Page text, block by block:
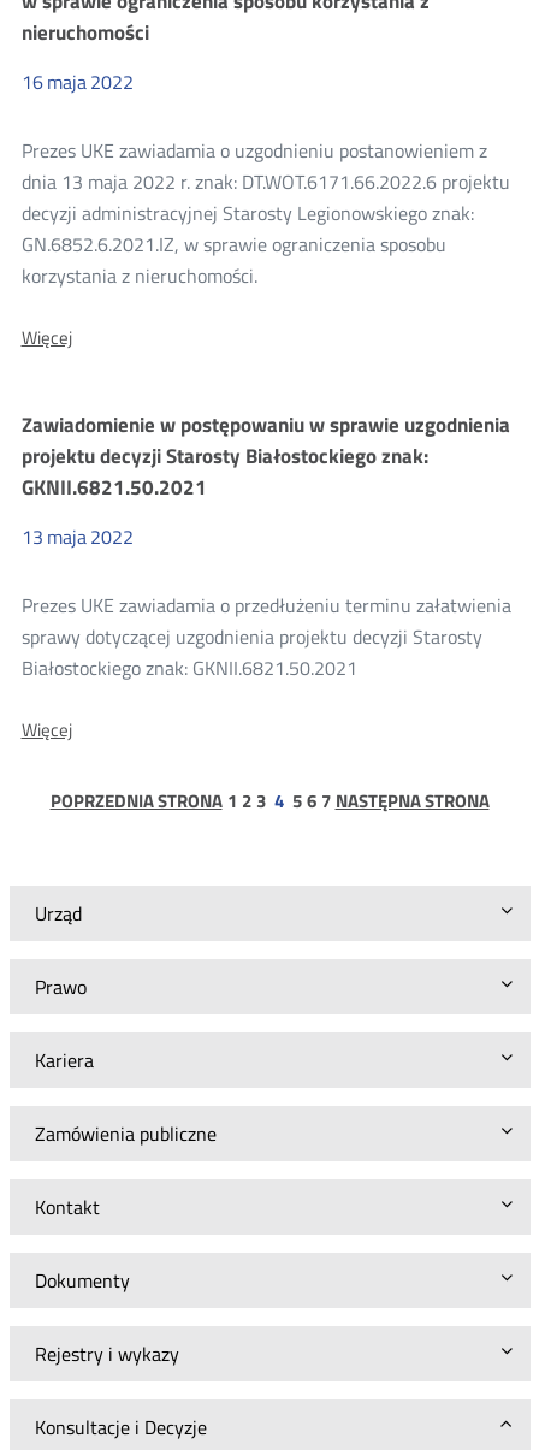
Urząd
Prawo
Kariera
Zamówienia publiczne
Kontakt
Dokumenty
Rejestry i wykazy
Konsultacje i Decyzje
znak:
GG.IIIb.6853.24.2021
nieruchomości
16maja2022
Prezes UKE zawiadamia o uzgodnieniu postanowieniem z
dnia 13 maja 2022 r. znak: DT.WOT.6171.66.2022.6 projektu
decyzji administracyjnej Starosty Legionowskiego znak:
GN.6852.6.2021.IZ, w sprawie ograniczenia sposobu
korzystania z nieruchomości.
WięcejO:
Starosty
Legionowskiego
w
sprawie
sposobu
korzystania
nieruchomości
Zawiadomienie w postępowaniu w sprawie uzgodnienia
projektu decyzji Starosty Białostockiego znak:
GKNII.6821.50.2021
13 maja2022
Prezes UKE zawiadamia o przedłużeniu terminu załatwienia
sprawy dotyczącej uzgodnienia projektu decyzji Starosty
Białostockiego znak: GKNII.6821.50.2021
WięcejO:
postępowaniu
w
decyzji
Starosty
GKNII.6821.50.2021
POPRZEDNIA STRONA strona
1 strona
2 strona
3 4 strona
5strona
6 strona
7 NASTĘPNA STRONA